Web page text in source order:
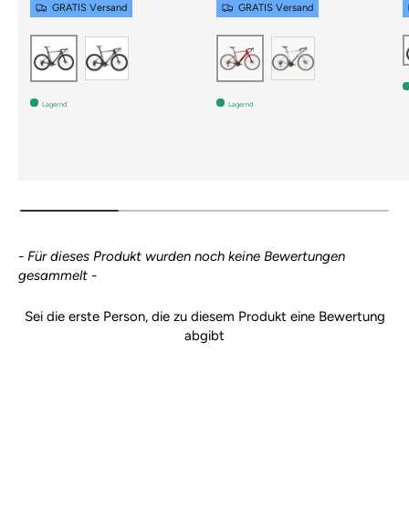
GRATIS Versand
Cherry Lacquer
Lagernd
GRATIS Versand
Metallic Red
Lagernd
- Für dieses Produkt wurden noch keine Bewertungen
gesammelt -
Sei die erste Person, die zu diesem Produkt eine Bewertung
abgibt
New content loaded